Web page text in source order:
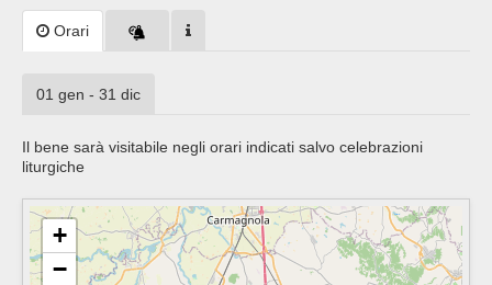
Orari
01 gen - 31 dic
Il bene sarà visitabile negli orari indicati salvo celebrazioni
liturgiche
+
−